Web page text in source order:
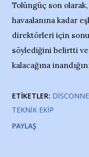
Tolüngüç son
havaalanına kadar
direktörleri için
söylediğini belirtti
kalacağına
ETIKETLER:
TEKNIK EKIP
PAYLAŞ